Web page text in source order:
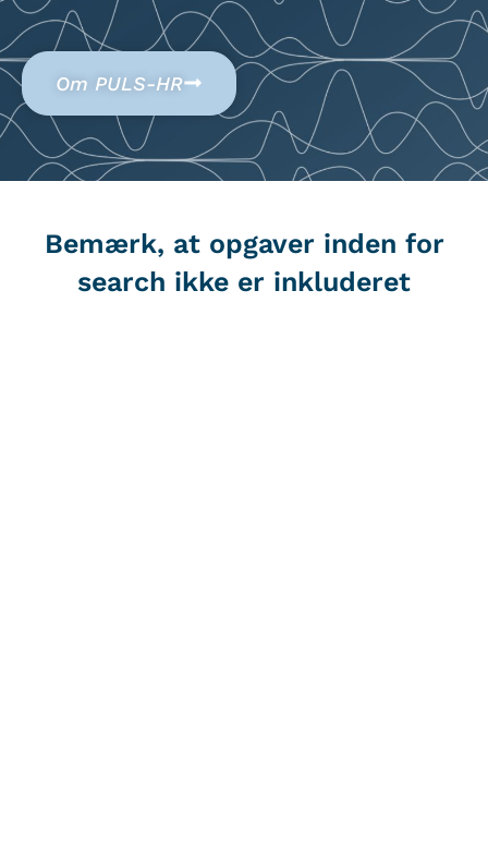
Om PULS-HR
Bemærk, at opgaver inden for
search ikke er inkluderet